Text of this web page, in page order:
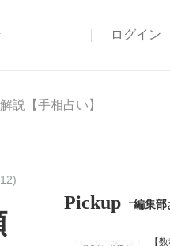
ログイン
説【手相占い】
Pickup 編集部
【